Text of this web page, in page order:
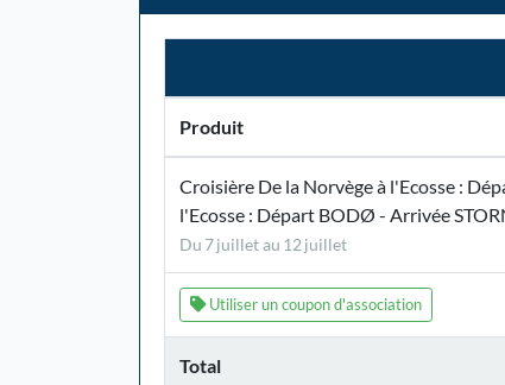
Produit
Croisière De la Norvège à l'Ecosse :
l'Ecosse : Départ BODØ - Arrivée
Du 7 juillet au 12 juillet
Utiliser un coupon d'association
Total